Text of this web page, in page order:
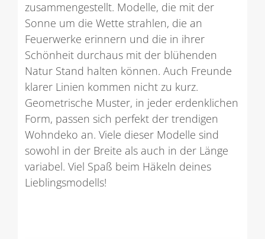
zusammengestellt. Modelle, die mit der
Sonne um die Wette strahlen, die an
Feuerwerke erinnern und die in ihrer
Schönheit durchaus mit der blühenden
Natur Stand halten können. Auch Freunde
klarer Linien kommen nicht zu kurz.
Geometrische Muster, in jeder erdenklichen
Form, passen sich perfekt der trendigen
Wohndeko an. Viele dieser Modelle sind
sowohl in der Breite als auch in der Länge
variabel. Viel Spaß beim Häkeln deines
Lieblingsmodells!